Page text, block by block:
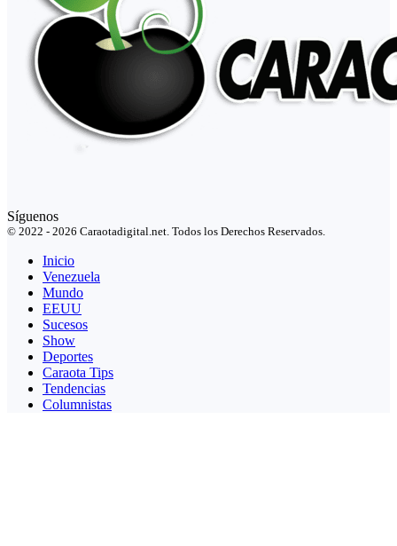
Síguenos
© 2022 - 2026 Caraotadigital.net. Todos los Derechos Reservados.
Inicio
Venezuela
Mundo
EEUU
Sucesos
Show
Deportes
Caraota Tips
Tendencias
Columnistas